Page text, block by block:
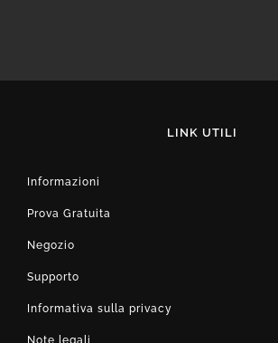
LINK UTILI
Informazioni
Prova Gratuita
Negozio
Supporto
Informativa sulla privacy
Note legali